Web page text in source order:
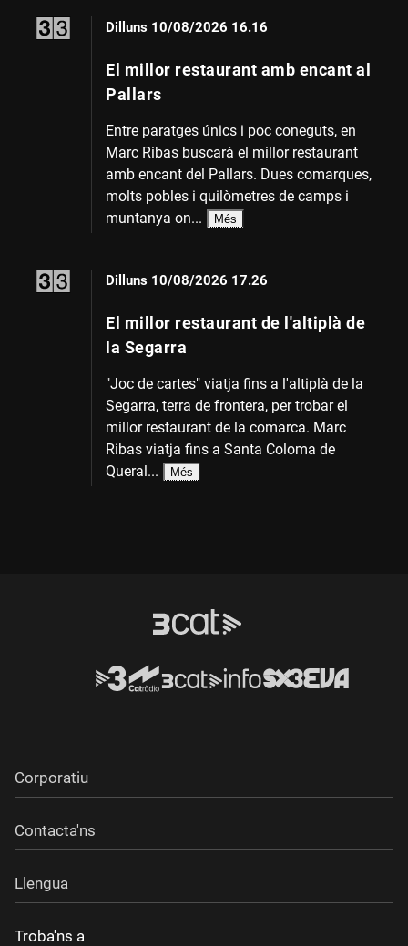
Dilluns 10/08/2026 16.16
El millor restaurant amb encant al
Pallars
Entre paratges únics i poc coneguts, en
Marc Ribas buscarà el millor restaurant
amb encant del Pallars. Dues comarques,
molts pobles i quilòmetres de camps i
muntanya on...
Més
Dilluns 10/08/2026 17.26
El millor restaurant de l'altiplà de
la Segarra
"Joc de cartes" viatja fins a l'altiplà de la
Segarra, terra de frontera, per trobar el
millor restaurant de la comarca. Marc
Ribas viatja fins a Santa Coloma de
Queral...
Més
Corporatiu
Contacta'ns
Llengua
Troba'ns a